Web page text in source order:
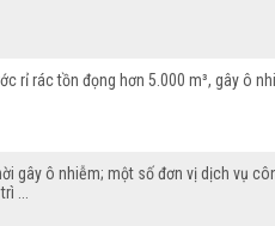
rỉ rác tồn đọng hơn 5.000 m³, gây ô
gây ô nhiễm; một số đơn vị dịch vụ
...